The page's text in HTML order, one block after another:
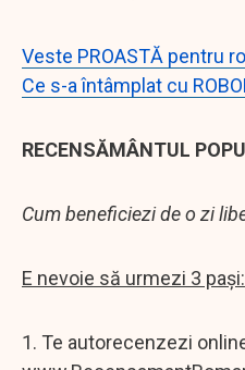
Veste PROASTĂ pentru
Ce s-a întâmplat cu
RECENSĂMÂNTUL
Cum beneficiezi de o zi
E nevoie să urmezi 3 pași:
1. Te autorecenzezi